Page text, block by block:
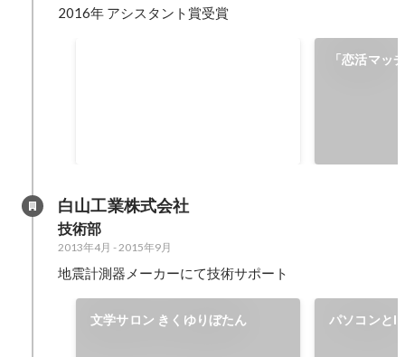
2016年 アシスタント賞受賞
「恋活マッ
白山工業株式会社
技術部
2013年4月 - 2015年9月
地震計測器メーカーにて技術サポート
文学サロン きくゆりぼたん
パソコンと